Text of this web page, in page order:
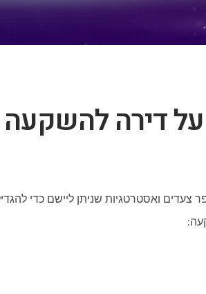
דירה
ואסטרטגיות שניתן ליישם כדי